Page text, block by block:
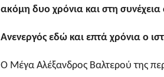
ακόμη δυο χρόνια και στη συνέχεια
Ανενεργός εδώ και επτά χρόνια ο
Ο Μέγα Αλέξανδρος Βαλτερού της